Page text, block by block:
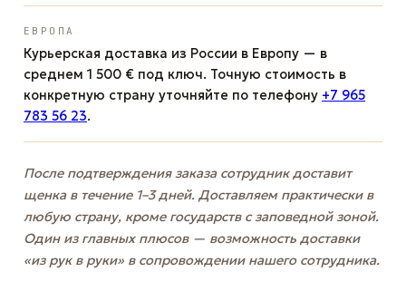
ЕВРОПА
Курьерская доставка из России в Европу — в
среднем 1 500 € под ключ. Точную стоимость в
конкретную страну уточняйте по телефону +7 965
783 56 23.
После подтверждения заказа сотрудник доставит
щенка в течение 1–3 дней. Доставляем практически в
любую страну, кроме государств с заповедной зоной.
Один из главных плюсов — возможность доставки
«из рук в руки» в сопровождении нашего сотрудника.